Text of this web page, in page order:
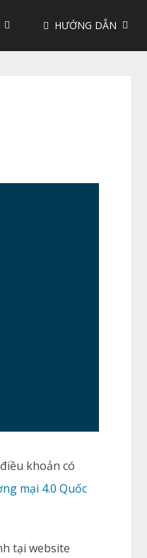
HƯỚNG DẪN
khoản có
mại 4.0 Quốc
tại website